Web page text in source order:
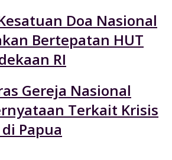
Doa Nasional
Bertepatan HUT
RI
Gereja Nasional
Terkait Krisis
Papua